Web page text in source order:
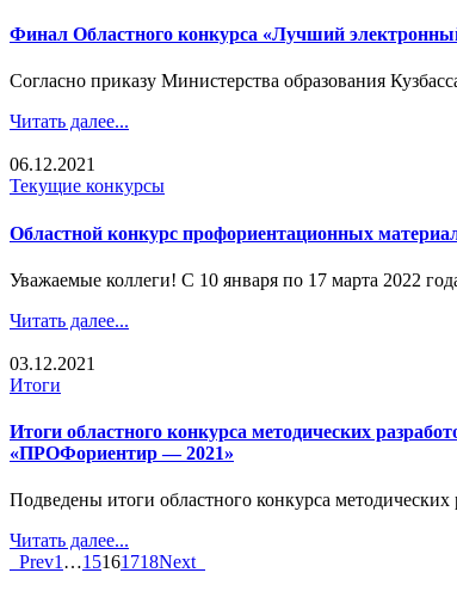
Финал Областного конкурса «Лучший
Согласно приказу Министерства образования
Читать далее...
06.12.2021
Текущие конкурсы
Областной конкурс профориентационных
Уважаемые коллеги! С 10 января по 17 марта 2022
Читать далее...
03.12.2021
Итоги
Итоги областного конкурса методических
«ПРОФориентир — 2021»
Подведены итоги областного конкурса
Читать далее...
Prev1…15161718Next